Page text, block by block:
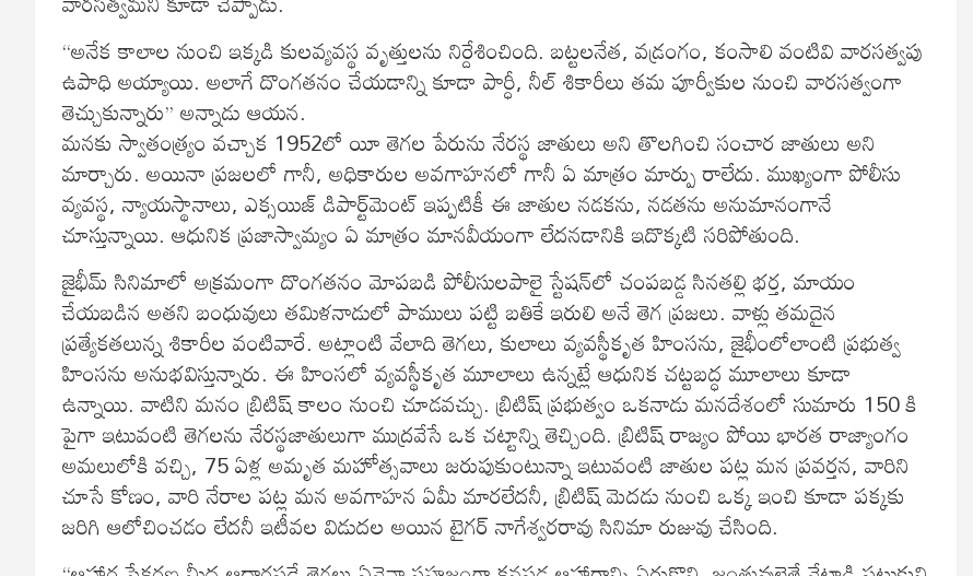
‘‘అనేక కాలాల నుంచి ఇక్కడి కులవ్యవస్థ వృత్తులను నిర్దేశించింది. బట్టలనేత, వడ్రంగం, కంసాలి వంటివి వారసత్వపు
ఉపాధి అయ్యాయి. అలాగే దొంగతనం చేయడాన్ని కూడా పార్ధీ, నీల్‌ శికారీలు తమ పూర్వీకుల నుంచి వారసత్వంగా
తెచ్చుకున్నారు’’ అన్నాడు ఆయన.
మనకు స్వాతంత్య్రం వచ్చాక 1952లో యీ తెగల పేరును నేరస్థ జాతులు అని తొలగించి సంచార జాతులు అని
మార్చారు. అయినా ప్రజలలో గానీ, అధికారుల అవగాహనలో గానీ ఏ మాత్రం మార్పు రాలేదు. ముఖ్యంగా పోలీసు
వ్యవస్థ, న్యాయస్థానాలు, ఎక్సయిజ్‌ డిపార్ట్‌మెంట్‌ ఇప్పటికీ ఈ జాతుల నడకను, నడతను అనుమానంగానే
చూస్తున్నాయి. ఆధునిక ప్రజాస్వామ్యం ఏ మాత్రం మానవీయంగా లేదనడానికి ఇదొక్కటి సరిపోతుంది.
జైభీమ్‌ సినిమాలో అక్రమంగా దొంగతనం మోపబడి పోలీసులపాలై స్టేషన్‌లో చంపబడ్డ సినతల్లి భర్త, మాయం
చేయబడిన అతని బంధువులు తమిళనాడులో పాములు పట్టి బతికే ఇరులి అనే తెగ ప్రజలు. వాళ్లు తమదైన
ప్రత్యేకతలున్న శికారీల వంటివారే. అట్లాంటి వేలాది తెగలు, కులాలు వ్యవస్థీకృత హింసను, జైభీంలోలాంటి ప్రభుత్వ
హింసను అనుభవిస్తున్నారు. ఈ హింసలో వ్యవస్థీకృత మూలాలు ఉన్నట్లే ఆధునిక చట్టబద్ధ మూలాలు కూడా
ఉన్నాయి. వాటిని మనం బ్రిటిష్‌ కాలం నుంచి చూడవచ్చు. బ్రిటిష్‌ ప్రభుత్వం ఒకనాడు మనదేశంలో సుమారు 150 కి
పైగా ఇటువంటి తెగలను నేరస్థజాతులుగా ముద్రవేసే ఒక చట్టాన్ని తెచ్చింది. బ్రిటిష్‌ రాజ్యం పోయి భారత రాజ్యాంగం
అమలులోకి వచ్చి, 75 ఏళ్ల అమృత మహోత్సవాలు జరుపుకుంటున్నా ఇటువంటి జాతుల పట్ల మన ప్రవర్తన, వారిని
చూసే కోణం, వారి నేరాల పట్ల మన అవగాహన ఏమీ మారలేదనీ, బ్రిటిష్‌ మెదడు నుంచి ఒక్క ఇంచి కూడా పక్కకు
జరిగి ఆలోచించడం లేదనీ ఇటీవల విడుదల అయిన టైగర్‌ నాగేశ్వరరావు సినిమా రుజువు చేసింది.